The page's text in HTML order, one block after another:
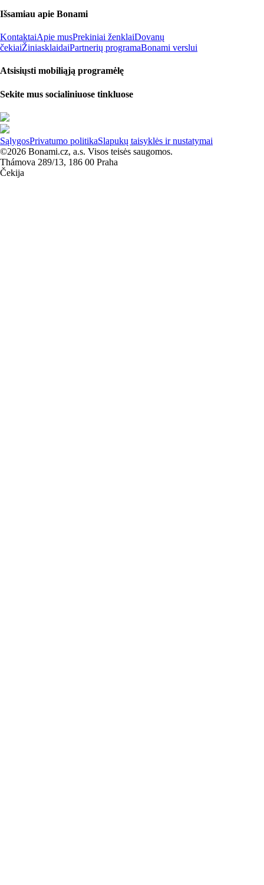
Išsamiau apie Bonami
KontaktaiApie musPrekiniai ženklaiDovanų
čekiaiŽiniasklaidaiPartnerių programaBonami verslui
Atsisiųsti mobiliąją programėlę
Sekite mus socialiniuose tinkluose
SąlygosPrivatumo politikaSlapukų taisyklės ir nustatymai
©2026 Bonami.cz, a.s. Visos teisės saugomos.
Thámova 289/13, 186 00 Praha
Čekija